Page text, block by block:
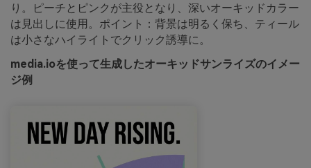
り。ピーチとピンクが主役となり、深いオーキッドカラー
は見出しに使用。ポイント：背景は明るく保ち、ティール
は小さなハイライトでクリック誘導に。
media.ioを使って生成したオーキッドサンライズのイメー
ジ例